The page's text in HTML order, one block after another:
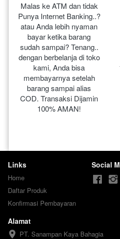
Malas ke ATM dan tidak
Punya Internet Banking..?
atau Anda lebih nyaman
bayar ketika barang
sudah sampai? Tenang..
dengan berbelanja di toko
kami, Anda bisa
membayarnya setelah
barang sampai alias
COD. Transaksi Dijamin
100% AMAN!
Links
Home
Daftar Produk
Konfirmasi Pembayaran
Social
Alamat
PT. Sanampan Kaya Bahagia